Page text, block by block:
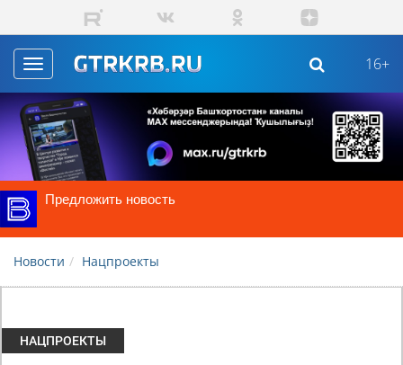
Skip to main content
Toggle
navigation
16+
Предложить новость
Новости Нацпроекты
НАЦПРОЕКТЫ